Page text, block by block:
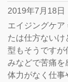
2019年7月18日
エイジングケ
たは仕方ない
型もそうですが
みなどで苦痛を
体力がなく仕事